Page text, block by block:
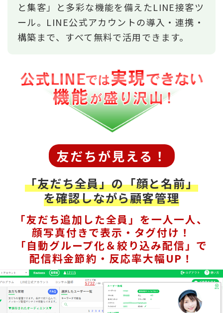
と集客」と多彩な機能を備えたLINE接客ツ
ール。LINE公式アカウントの導入・連携・
構築まで、すべて無料で活用できます。
友だちが見える！
「友だち全員」の「顔と名前」
を確認しながら顧客管理
「友だち追加した全員」を一人一人、
顔写真付きで表示・タグ付け！
「自動グループ化＆絞り込み配信」で
配信料金節約・反応率大幅UP！